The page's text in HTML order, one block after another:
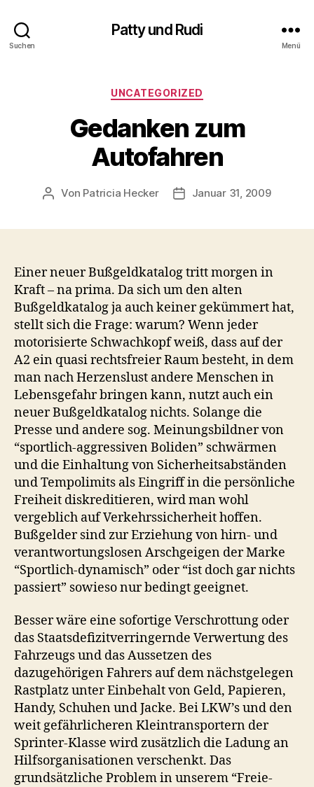
Suchen
Patty und Rudi
Menü
Kategorien
UNCATEGORIZED
Gedanken zum
Autofahren
Beitragsautor
Von Patricia Hecker Beitragsdatum
Januar 31, 2009
Einer neuer Bußgeldkatalog tritt morgen in
Kraft – na prima. Da sich um den alten
Bußgeldkatalog ja auch keiner gekümmert hat,
stellt sich die Frage: warum? Wenn jeder
motorisierte Schwachkopf weiß, dass auf der
A2 ein quasi rechtsfreier Raum besteht, in dem
man nach Herzenslust andere Menschen in
Lebensgefahr bringen kann, nutzt auch ein
neuer Bußgeldkatalog nichts. Solange die
Presse und andere sog. Meinungsbildner von
“sportlich-aggressiven Boliden” schwärmen
und die Einhaltung von Sicherheitsabständen
und Tempolimits als Eingriff in die persönliche
Freiheit diskreditieren, wird man wohl
vergeblich auf Verkehrssicherheit hoffen.
Bußgelder sind zur Erziehung von hirn- und
verantwortungslosen Arschgeigen der Marke
“Sportlich-dynamisch” oder “ist doch gar nichts
passiert” sowieso nur bedingt geeignet.
Besser wäre eine sofortige Verschrottung oder
das Staatsdefizitverringernde Verwertung des
Fahrzeugs und das Aussetzen des
dazugehörigen Fahrers auf dem nächstgelegen
Rastplatz unter Einbehalt von Geld, Papieren,
Handy, Schuhen und Jacke. Bei LKW’s und den
weit gefährlicheren Kleintransportern der
Sprinter-Klasse wird zusätzlich die Ladung an
Hilfsorganisationen verschenkt. Das
grundsätzliche Problem in unserem “Freie-